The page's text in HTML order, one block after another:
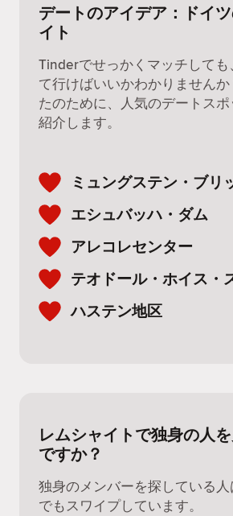
デートのアイデア：ドイ
イト
Tinderでせっかくマッチして
て行けばいいかわかりません
たのために、人気のデートス
紹介します。
ミュングステン・ブリ
エシュバッハ・ダム
アレコレセンター
テオドール・ホイス・
ハステン地区
レムシャイトで独身の人
ですか？
独身のメンバーを探している
でもスワイプしています。